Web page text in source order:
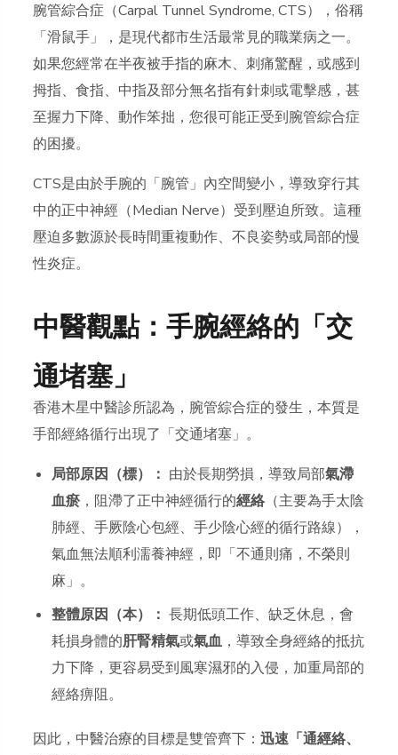
腕管綜合症（Carpal Tunnel Syndrome, CTS），俗稱
「滑鼠手」，是現代都市生活最常見的職業病之一。
如果您經常在半夜被手指的麻木、刺痛驚醒，或感到
拇指、食指、中指及部分無名指有針刺或電擊感，甚
至握力下降、動作笨拙，您很可能正受到腕管綜合症
的困擾。
CTS是由於手腕的「腕管」內空間變小，導致穿行其
中的正中神經（Median Nerve）受到壓迫所致。這種
壓迫多數源於長時間重複動作、不良姿勢或局部的慢
性炎症。
中醫觀點：手腕經絡的「交
通堵塞」
香港木星中醫診所認為，腕管綜合症的發生，本質是
手部經絡循行出現了「交通堵塞」。
局部原因（標）： 由於長期勞損，導致局部氣滯
血瘀，阻滯了正中神經循行的經絡 （主要為手太陰
肺經、手厥陰心包經、手少陰心經的循行路線），
氣血無法順利濡養神經，即「不通則痛，不榮則
麻」。
整體原因（本）： 長期低頭工作、缺乏休息，會
耗損身體的肝腎精氣或氣血 ，導致全身經絡的抵抗
力下降，更容易受到風寒濕邪的入侵，加重局部的
經絡痹阻。
因此，中醫治療的目標是雙管齊下：迅速「通經絡、